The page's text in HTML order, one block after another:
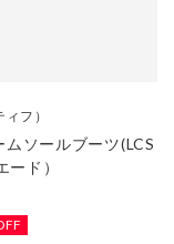
フ）
ソールブーツ(LCS
ド）